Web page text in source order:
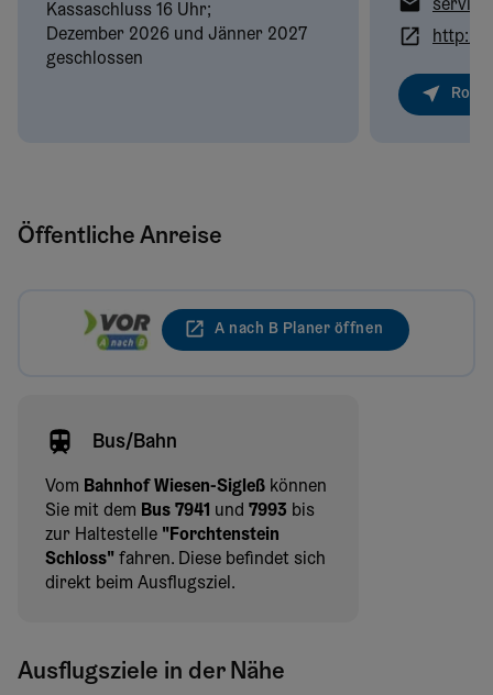
Kassaschluss 16 Uhr;
Dezember 2026 und Jänner 2027
geschlossen
Öffentliche Anreise
A nach B Planer öffnen
Bus/Bahn
Vom Bahnhof Wiesen-Sigleß können
Sie mit dem Bus 7941 und 7993 bis
zur Haltestelle "Forchtenstein
Schloss" fahren. Diese befindet sich
direkt beim Ausflugsziel.
Ausflugsziele in der Nähe